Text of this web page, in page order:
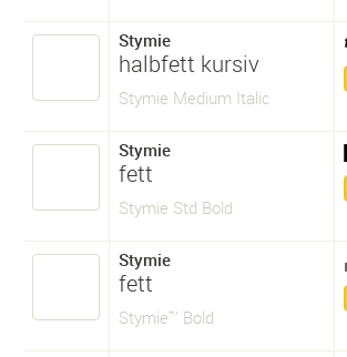
Stymie
halbfett kursiv
Stymie Medium Italic
Stymie
fett
Stymie Std Bold
Stymie
fett
Stymie™ Bold